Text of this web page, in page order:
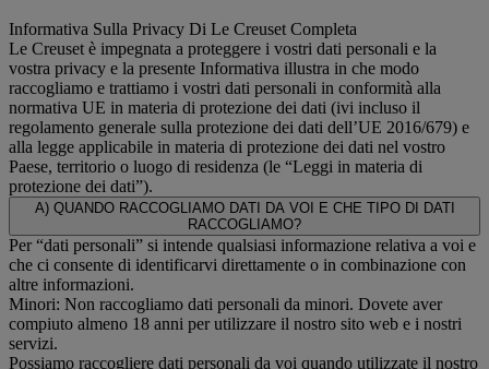
Informativa Sulla Privacy Di Le Creuset Completa
Le Creuset è impegnata a proteggere i vostri dati personali e la
vostra privacy e la presente Informativa illustra in che modo
raccogliamo e trattiamo i vostri dati personali in conformità alla
normativa UE in materia di protezione dei dati (ivi incluso il
regolamento generale sulla protezione dei dati dell’UE 2016/679) e
alla legge applicabile in materia di protezione dei dati nel vostro
Paese, territorio o luogo di residenza (le “Leggi in materia di
protezione dei dati”).
A) QUANDO RACCOGLIAMO DATI DA VOI E CHE TIPO DI DATI
RACCOGLIAMO?
Per “dati personali” si intende qualsiasi informazione relativa a voi e
che ci consente di identificarvi direttamente o in combinazione con
altre informazioni.
Minori: Non raccogliamo dati personali da minori. Dovete aver
compiuto almeno 18 anni per utilizzare il nostro sito web e i nostri
servizi.
Possiamo raccogliere dati personali da voi quando utilizzate il nostro